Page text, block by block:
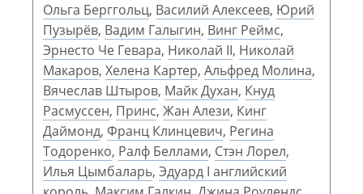
Ольга Берггольц, Василий Алексеев, Юрий
Пузырёв, Вадим Галыгин, Винг Реймс,
Эрнесто Че Гевара, Николай II, Николай
Макаров, Хелена Картер, Альфред Молина,
Вячеслав Штыров, Майк Духан, Кнуд
Расмуссен, Принс, Жан Алези, Кинг
Даймонд, Франц Клинцевич, Регина
Тодоренко, Ралф Беллами, Стэн Лорел,
Илья Цымбаларь, Эдуард I английский